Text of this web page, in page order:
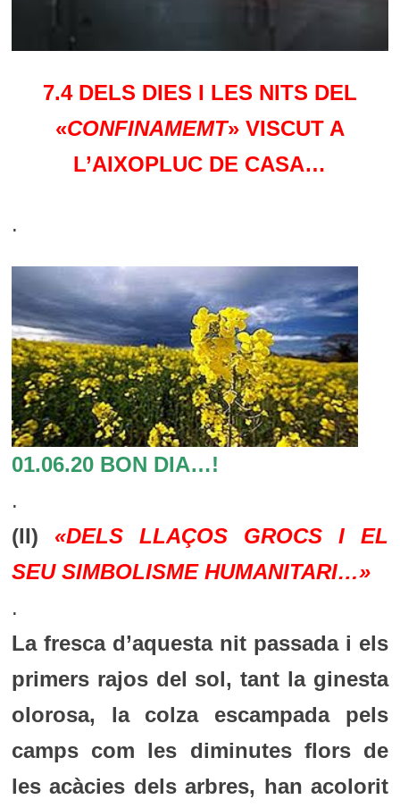
7.4 DELS DIES I LES NITS DEL
«CONFINAMEMT» VISCUT A
L’AIXOPLUC DE CASA…
.
01.06.20 BON DIA…!
.
(II) «DELS LLAÇOS GROCS I EL
SEU SIMBOLISME HUMANITARI…»
.
La fresca d’aquesta nit passada i els
primers rajos del sol, tant la ginesta
olorosa, la colza escampada pels
camps com les diminutes flors de
les acàcies dels arbres, han acolorit